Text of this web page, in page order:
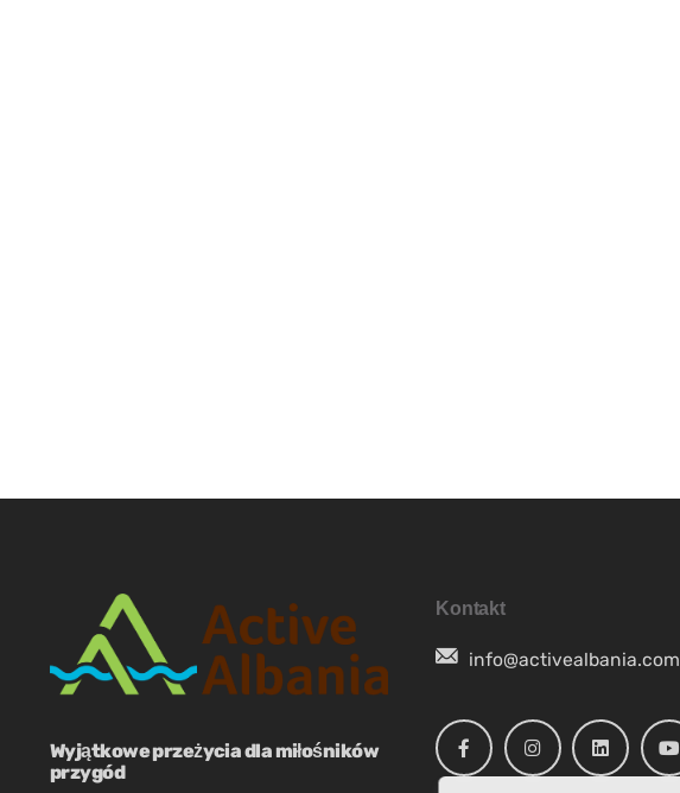
ES
SV
FR
Wyjątkowe przeżycia dla miłośników
przygód
Kontakt
info@activealbania.com